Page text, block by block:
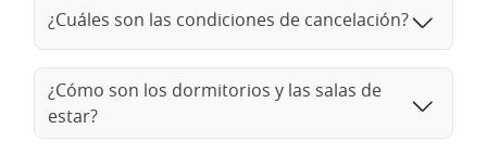
¿Cuáles son las condiciones de cancelación?
¿Cómo son los dormitorios y las salas de
estar?